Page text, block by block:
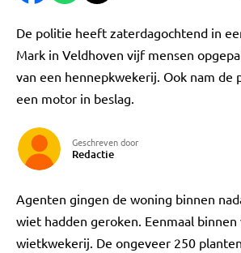
De politie heeft zaterdagochtend in
Mark in Veldhoven vijf mensen
van een hennepkwekerij. Ook nam de
een motor in beslag.
Geschreven door
Redactie
Agenten gingen de woning binnen
wiet hadden geroken. Eenmaal binnen
wietkwekerij. De ongeveer 250